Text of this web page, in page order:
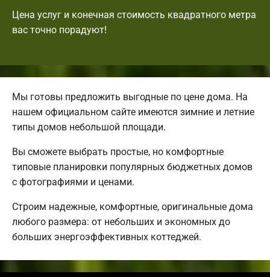
Цена услуг и конечная стоимость квадратного метра
вас точно порадуют!
Мы готовы предложить выгодные по цене дома. На
нашем официальном сайте имеются зимние и летние
типы домов небольшой площади.
Вы сможете выбрать простые, но комфортные
типовые планировки популярных бюджетных домов
с фотографиями и ценами.
Строим надежные, комфортные, оригинальные дома
любого размера: от небольших и экономных до
больших энергоэффективных коттеджей.